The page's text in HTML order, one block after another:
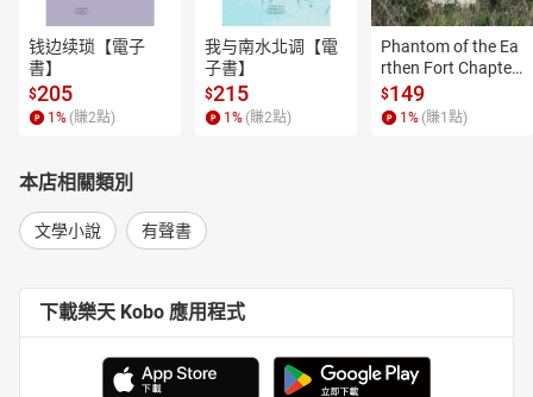
钱边续琐【電子
書】
$205
1 % (賺2點)
我与南水北调【電
子書】
$215
1 % (賺2點)
Phantom of the Ea
rthen Fort Chapter
4【有聲書】
$149
1 % (賺1 點)
本店相關類別
文學小說 有聲書
下載樂天 Kobo 應用程式